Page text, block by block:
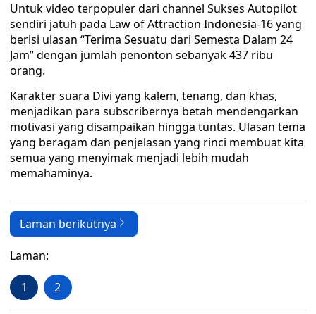
Untuk video terpopuler dari channel Sukses Autopilot
sendiri jatuh pada Law of Attraction Indonesia-16 yang
berisi ulasan “Terima Sesuatu dari Semesta Dalam 24
Jam” dengan jumlah penonton sebanyak 437 ribu
orang.
Karakter suara Divi yang kalem, tenang, dan khas,
menjadikan para subscribernya betah mendengarkan
motivasi yang disampaikan hingga tuntas. Ulasan tema
yang beragam dan penjelasan yang rinci membuat kita
semua yang menyimak menjadi lebih mudah
memahaminya.
Laman berikutnya
Laman:
1 2